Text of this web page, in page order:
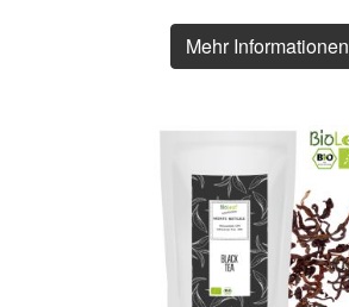
Mehr Informationen